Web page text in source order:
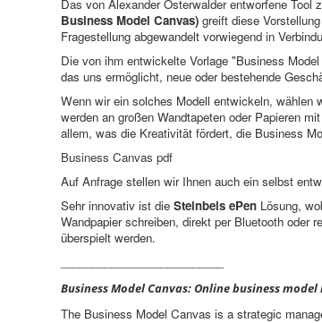
Das von Alexander Osterwalder entworfene Tool
Business Model Canvas)greift diese
Fragestellung abgewandelt vorwiegend in
Die von ihm entwickelte Vorlage "Business
das uns ermöglicht, neue oder bestehende
Wenn wir ein solches Modell entwickeln, wählen
werden an großen Wandtapeten oder Papieren
allem, was die Kreativität fördert, die Business
Business Canvas pdf
Auf Anfrage stellen wir Ihnen auch ein selbst
Sehr innovativ ist dieSteinbeis ePenLösung,
Wandpapier schreiben, direkt per Bluetooth oder
überspielt werden.
Business Model Canvas: Online business
The Business Model Canvas is a strategic